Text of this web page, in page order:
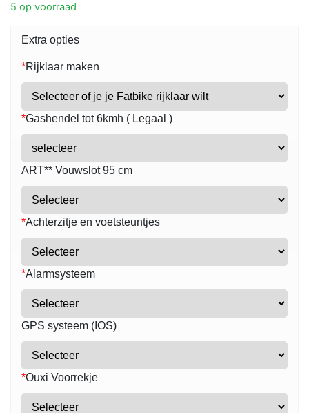
5 op voorraad
Extra opties
*Rijklaar maken
*Gashendel tot 6kmh ( Legaal )
ART** Vouwslot 95 cm
*Achterzitje en voetsteuntjes
*Alarmsysteem
GPS systeem (IOS)
*Ouxi Voorrekje